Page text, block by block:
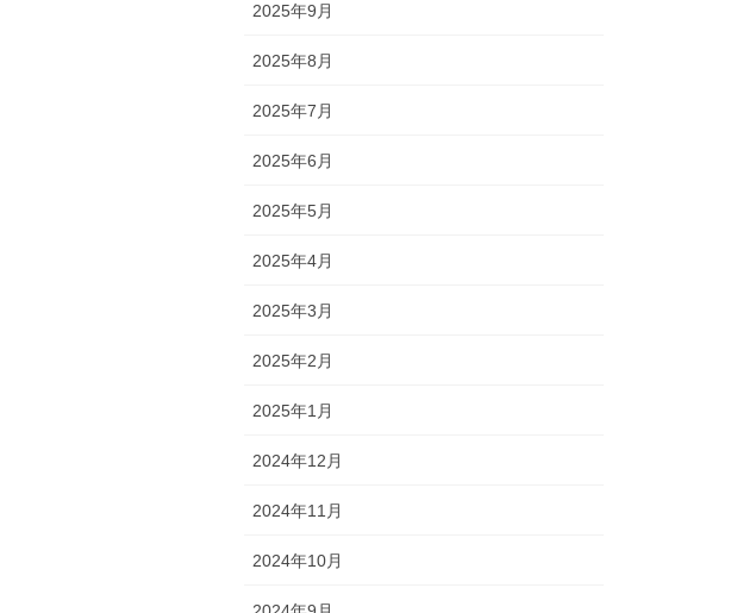
2025年9月
2025年8月
2025年7月
2025年6月
2025年5月
2025年4月
2025年3月
2025年2月
2025年1月
2024年12月
2024年11月
2024年10月